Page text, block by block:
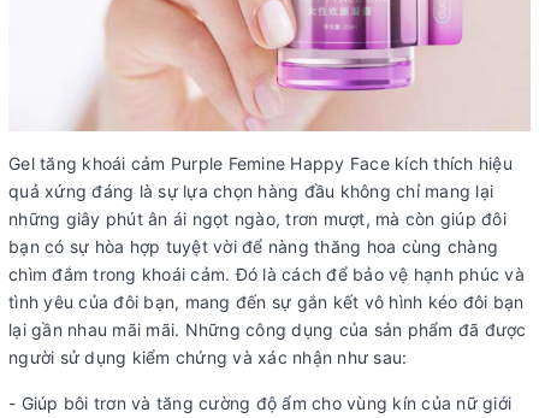
Gel tăng khoái cảm Purple Femine Happy Face kích thích hiệu
quả xứng đáng là sự lựa chọn hàng đầu không chỉ mang lại
những giây phút ân ái ngọt ngào, trơn mượt, mà còn giúp đôi
bạn có sự hòa hợp tuyệt vời để nàng thăng hoa cùng chàng
chìm đắm trong khoái cảm. Đó là cách để bảo vệ hạnh phúc và
tình yêu của đôi bạn, mang đến sự gắn kết vô hình kéo đôi bạn
lại gần nhau mãi mãi. Những công dụng của sản phẩm đã được
người sử dụng kiểm chứng và xác nhận như sau:
- Giúp bôi trơn và tăng cường độ ẩm cho vùng kín của nữ giới